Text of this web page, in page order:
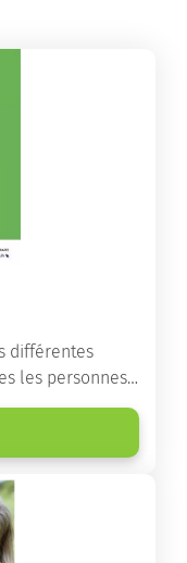
différentes
les personnes
en maison